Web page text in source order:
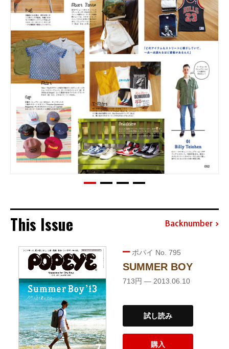
This Issue Backnumber
ポパイ No. 795
SUMMER BOY
713円 — 2013.06.10
試し読み
購入